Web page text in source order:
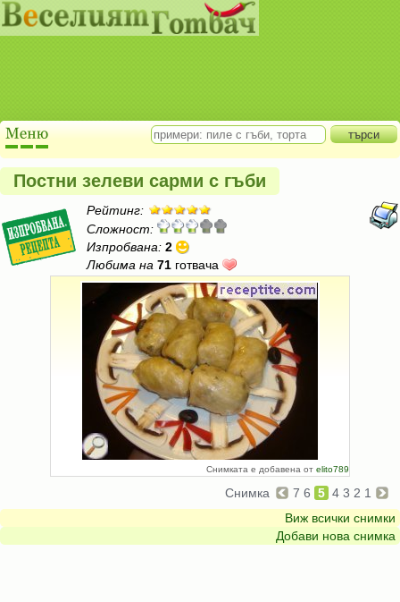
Постни зелеви сарми с гъби
Рейтинг:
Сложност:
Изпробвана: 2
Любима на 71 готвача
Снимката е добавена от elito789
Снимка 7 6 5 4 3 2 1
Виж всички снимки
Добави нова снимка